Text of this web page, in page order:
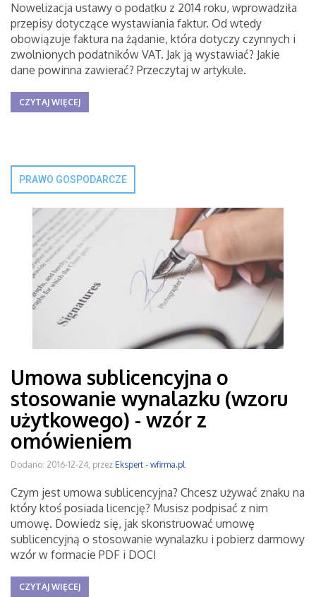
Nowelizacja ustawy o podatku z 2014 roku, wprowadziła
przepisy dotyczące wystawiania faktur. Od wtedy
obowiązuje faktura na żądanie, która dotyczy czynnych i
zwolnionych podatników VAT. Jak ją wystawiać? Jakie
dane powinna zawierać? Przeczytaj w artykule.
CZYTAJ WIĘCEJ
PRAWO GOSPODARCZE
Umowa sublicencyjna o
stosowanie wynalazku (wzoru
użytkowego) - wzór z
omówieniem
Dodano: 2016-12-24, przez Ekspert - wfirma.pl
Czym jest umowa sublicencyjna? Chcesz używać znaku na
który ktoś posiada licencję? Musisz podpisać z nim
umowę. Dowiedz się, jak skonstruować umowę
sublicencyjną o stosowanie wynalazku i pobierz darmowy
wzór w formacie PDF i DOC!
CZYTAJ WIĘCEJ